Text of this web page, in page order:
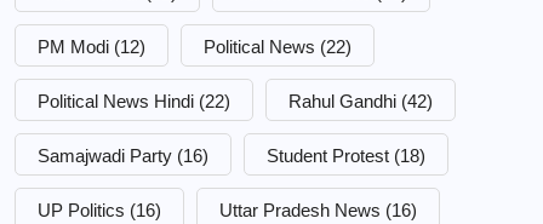
PM Modi (12) Political News (22)
Political News Hindi (22) Rahul Gandhi (42)
Samajwadi Party (16) Student Protest (18)
UP Politics (16) Uttar Pradesh News (16)